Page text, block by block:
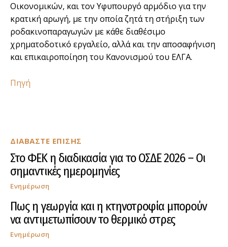
ΔΙΑΒΑΣΤΕ ΕΠΙΣΗΣ
Στο ΦΕΚ η διαδικασία για το ΟΣΔΕ 2026 – Οι
σημαντικές ημερομηνίες
Ενημέρωση
Πως η γεωργία και η κτηνοτροφία μπορούν
να αντιμετωπίσουν το θερμικό στρες
Ενημέρωση
Οικονομικών, και τον Υφυπουργό αρμόδιο για την
κρατική αρωγή, με την οποία ζητά τη στήριξη των
ροδακινοπαραγωγών με κάθε διαθέσιμο
χρηματοδοτικό εργαλείο, αλλά και την αποσαφήνιση
και επικαιροποίηση του Κανονισμού του ΕΛΓΑ.
Πηγή